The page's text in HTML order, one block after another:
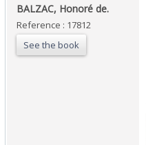
‎BALZAC, Honoré de.‎
Reference : 17812
See the book